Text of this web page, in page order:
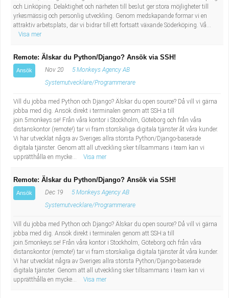
och Linköping. Delaktighet och närheten till beslut ger stora möjligheter till
yrkesmässig och personlig utveckling. Genom medskapande formar vi en
attraktiv arbetsplats, där vi bidrar till ett fortsatt växande Söderköping. Vå...
Visa mer
Remote: Älskar du Python/Django? Ansök via SSH!
Ansök Nov 20
5 Monkeys Agency AB
Systemutvecklare/Programmerare
Vill du jobba med Python och Django? Älskar du open source? Då vill vi gärna
jobba med dig. Ansök direkt i terminalen genom att SSH:a till
join.5monkeys.se! Från våra kontor i Stockholm, Göteborg och från våra
distanskontor (remote!) tar vi fram storskaliga digitala tjänster åt våra kunder.
Vi har utvecklat några av Sveriges allra största Python/Django-baserade
digitala tjänster. Genom att all utveckling sker tillsammans i team kan vi
upprätthålla en mycke...
Visa mer
Remote: Älskar du Python/Django? Ansök via SSH!
Ansök Dec 19
5 Monkeys Agency AB
Systemutvecklare/Programmerare
Vill du jobba med Python och Django? Älskar du open source? Då vill vi gärna
jobba med dig. Ansök direkt i terminalen genom att SSH:a till
join.5monkeys.se! Från våra kontor i Stockholm, Göteborg och från våra
distanskontor (remote!) tar vi fram storskaliga digitala tjänster åt våra kunder.
Vi har utvecklat några av Sveriges allra största Python/Django-baserade
digitala tjänster. Genom att all utveckling sker tillsammans i team kan vi
upprätthålla en mycke...
Visa mer